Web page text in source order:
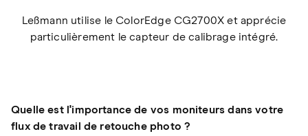
Leßmann utilise le ColorEdge CG2700X et apprécie
particulièrement le capteur de calibrage intégré.
Quelle est l'importance de vos moniteurs dans votre
flux de travail de retouche photo ?